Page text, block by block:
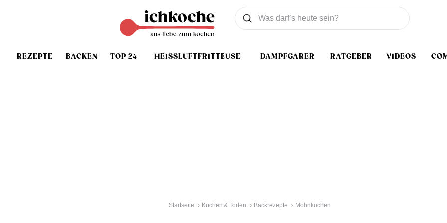
REZEPTE BACKEN TOP 24 HEISSLUFTFRITTEUSE DAMPFGARER RATGEBER VIDEOS
Was wollen Sie suchen
Suchen
Startseite Kuchen & Torten Backrezepte Mohnkuchen